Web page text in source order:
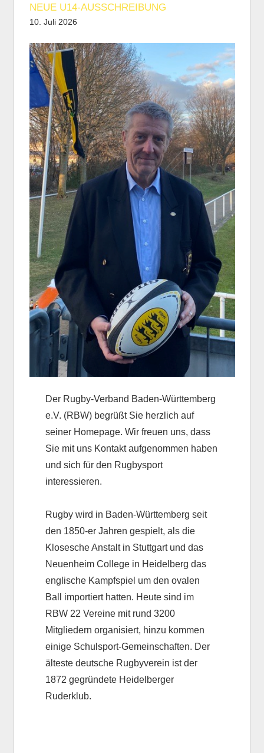
NEUE U14-AUSSCHREIBUNG
10. Juli 2026
Der Rugby-Verband Baden-Württemberg
e.V. (RBW) begrüßt Sie herzlich auf
seiner Homepage. Wir freuen uns, dass
Sie mit uns Kontakt aufgenommen haben
und sich für den Rugbysport
interessieren.
Rugby wird in Baden-Württemberg seit
den 1850-er Jahren gespielt, als die
Klosesche Anstalt in Stuttgart und das
Neuenheim College in Heidelberg das
englische Kampfspiel um den ovalen
Ball importiert hatten. Heute sind im
RBW 22 Vereine mit rund 3200
Mitgliedern organisiert, hinzu kommen
einige Schulsport-Gemeinschaften. Der
älteste deutsche Rugbyverein ist der
1872 gegründete Heidelberger
Ruderklub.